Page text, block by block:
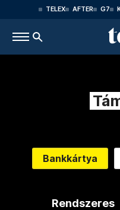
TELEX AFTER G7
Bankkártya
Rendszeres